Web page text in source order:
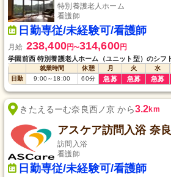
特別養護老人ホーム
看護師
日勤専従/未経験可/看護師
月給 238,400円〜314,600円
学園前西 特別養護老人ホーム（ユニット型）のシフ
就業時間 休憩 月 火 水
日勤
9:00～18:00 60分 急募 急募 急募
きたえるーむ奈良西ノ京 から3.2km
アスケア訪問入浴 奈良
訪問入浴
看護師
日勤専従/未経験可/看護師